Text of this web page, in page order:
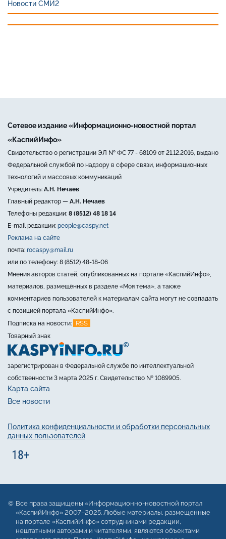
Новости СМИ2
Сетевое издание «Информационно-новостной портал
«КаспийИнфо»
Свидетельство о регистрации ЭЛ № ФС 77 - 68109 от 21.12.2016, выдано
Федеральной службой по надзору в сфере связи, информационных
технологий и массовых коммуникаций
Учредитель: А.Н. Нечаев
Главный редактор — А.Н. Нечаев
Телефоны редакции: 8 (8512) 48 18 14
E-mail редакции: people@caspy.net
Реклама на сайте
почта: rocaspy@mail.ru
или по телефону: 8 (8512) 48-18-06
Мнения авторов статей, опубликованных на портале «КаспийИнфо»,
материалов, размещённых в разделе «Моя тема», а также
комментариев пользователей к материалам сайта могут не совпадать
с позицией портала «КаспийИнфо».
Подписка на новости:
RSS
Товарный знак
зарегистрирован в Федеральной службе по интеллектуальной
собственности 3 марта 2025 г. Свидетельство № 1089905.
Карта сайта
Все новости
Политика конфиденциальности и обработки персональных
данных пользователей
Все права защищены «Информационно-новостной портал
«КаспийИнфо» 2007–2025. Любые материалы, размещенные
на портале «КаспийИнфо» сотрудниками редакции,
нештатными авторами и читателями, являются объектами